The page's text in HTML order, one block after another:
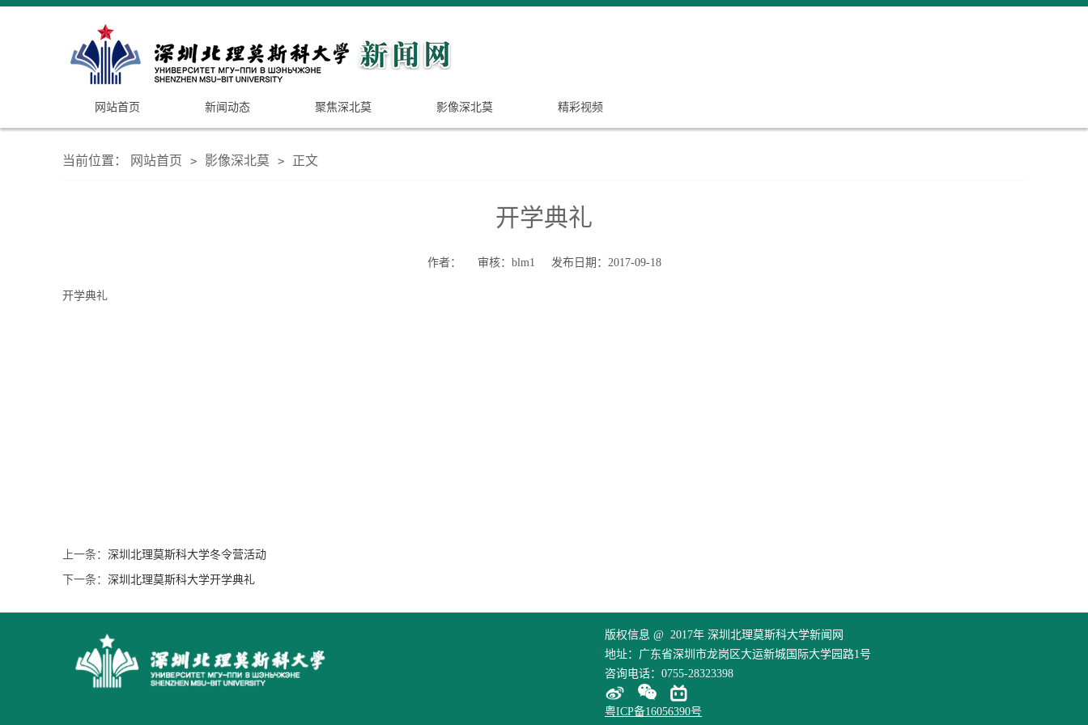
网站首页 新闻动态 聚焦深北莫 影像深北莫 精彩视频
当前位置： 网站首页 > 影像深北莫 > 正文
开学典礼
作者： 审核：blm1 发布日期：2017-09-18
开学典礼
上一条： 深圳北理莫斯科大学冬令营活动
下一条： 深圳北理莫斯科大学开学典礼
版权信息 @ 2017年 深圳北理莫斯科大学新闻网
地址：广东省深圳市龙岗区大运新城国际大学园路1号
咨询电话：0755-28323398
粤ICP备16056390号